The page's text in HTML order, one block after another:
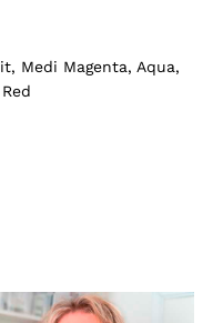
Medi Magenta, Aqua,